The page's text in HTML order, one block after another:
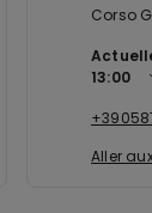
Corso
13:00
Aller